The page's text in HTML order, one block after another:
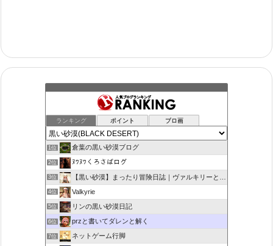
ランキング ポイント ブロ画
1位 倉葉の黒い砂漠ブログ
2位 ﾇﾜﾇﾜくろさばログ
3位 【黒い砂漠】まったり冒険日誌｜ヴァルキリーと闇の精霊の旅
4位 Valkyrie
5位 リンの黒い砂漠日記
6位 przと書いてダレンと解く
7位 ネットゲーム行脚